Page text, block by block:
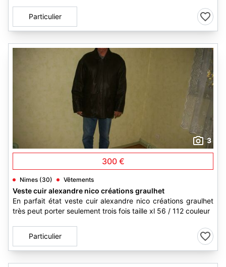
Particulier
3
300 €
Nimes (30) Vêtements
Veste cuir alexandre nico créations graulhet
En parfait état veste cuir alexandre nico créations graulhet
très peut porter seulement trois fois taille xl 56 / 112 couleur
Particulier